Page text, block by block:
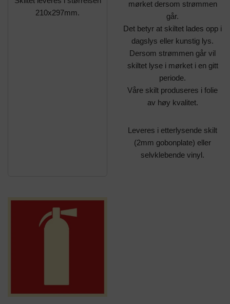
210x297mm.
mørket dersom strømmen
går.
Det betyr at skiltet lades opp i
dagslys eller kunstig lys.
Dersom strømmen går vil
skiltet lyse i mørket i en gitt
periode.
Våre skilt produseres i folie
av høy kvalitet.
Leveres i etterlysende skilt
(2mm gobonplate) eller
selvklebende vinyl.